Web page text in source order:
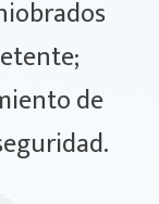
de